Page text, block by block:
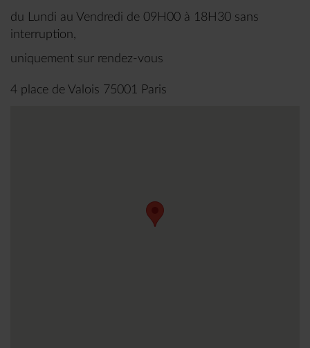
du Lundi au Vendredi de 09H00 à 18H30 sans
interruption,
uniquement sur rendez-vous
4 place de Valois 75001 Paris